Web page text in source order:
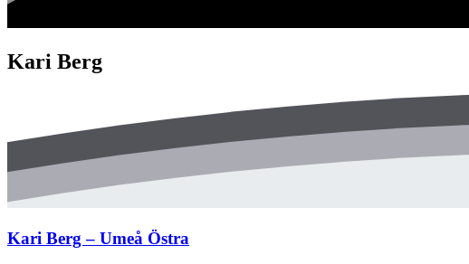
Kari Berg
Kari Berg – Umeå Östra